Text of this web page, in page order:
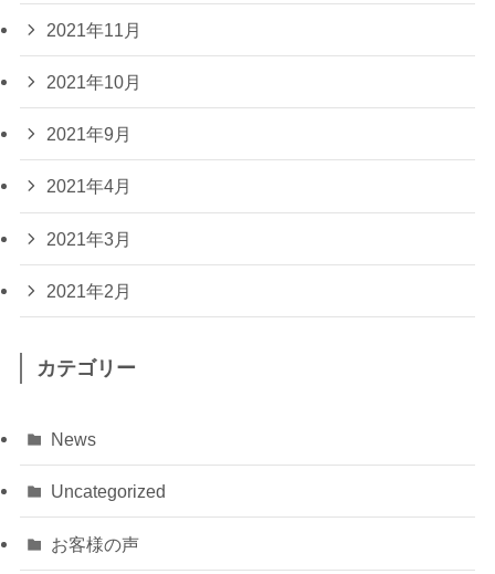
2021年11月
2021年10月
2021年9月
2021年4月
2021年3月
2021年2月
カテゴリー
News
Uncategorized
お客様の声